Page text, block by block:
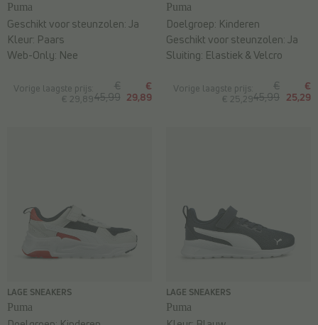
Puma
Vorige laagste prijs:
€ 29,89
€
45,99
€
29,89
Geschikt voor steunzolen:Ja
Kleur: Paars
Web-Only: Nee
Puma
Vorige laagste prijs:
€ 25,29
€
45,99
€
25,29
Doelgroep: Kinderen
Geschikt voor steunzolen:Ja
Sluiting: Elastiek & Velcro
LAGE SNEAKERS
Puma
LAGE SNEAKERS
Puma